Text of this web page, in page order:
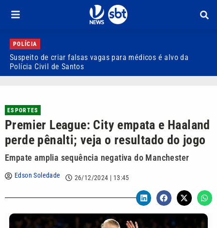
POLÍCIA
Suspeito de criar falsas vagas para médicos é alvo da
Polícia Civil de Santos
ESPORTES
Premier League: City empata e Haaland
perde pênalti; veja o resultado do jogo
Empate amplia sequência negativa do Manchester
Edson Soledade 26/12/2024 | 13:45